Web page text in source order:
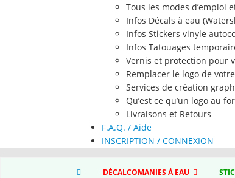
Tous les modes d’emploi
Infos Décals à eau
Infos Stickers vinyle
Infos Tatouages
Vernis et protection pour
Remplacer le logo de
Services de création
Qu’est ce qu’un logo au
Livraisons et Retours
F.A.Q. / Aide
INSCRIPTION / CONNEXION
DÉCALCOMANIES À EAU